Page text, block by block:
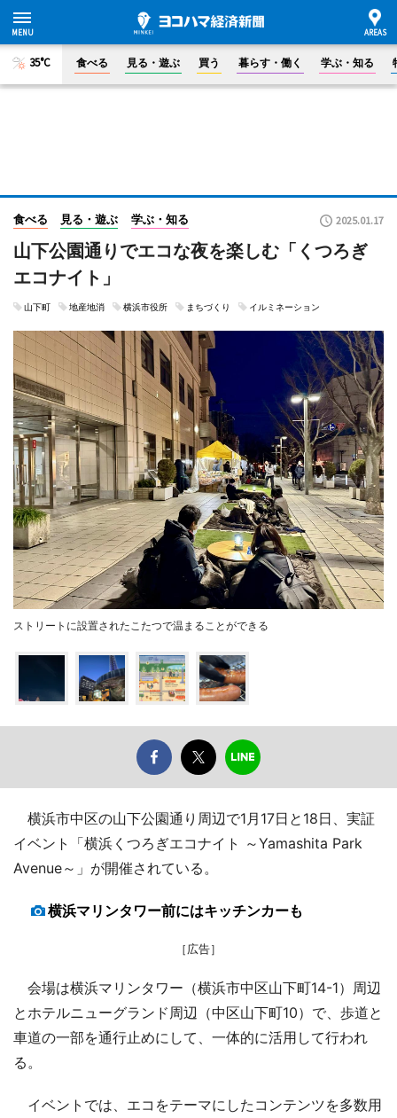
35°C 食べる 見る・遊ぶ 買う 暮らす・働く 学ぶ・知る
食べる 見る・遊ぶ 学ぶ・知る 2025.01.17
山下公園通りでエコな夜を楽しむ「くつろぎ
エコナイト」
山下町 地産地消 横浜市役所 まちづくり イルミネーション
ストリートに設置されたこたつで温まることができる
横浜市中区の山下公園通り周辺で1月17日と18日、実証
イベント「横浜くつろぎエコナイト ～Yamashita Park
Avenue～」が開催されている。
横浜マリンタワー前にはキッチンカーも
［広告］
会場は横浜マリンタワー（横浜市中区山下町14-1）周辺
とホテルニューグランド周辺（中区山下町10）で、歩道と
車道の一部を通行止めにして、一体的に活用して行われ
る。
イベントでは、エコをテーマにしたコンテンツを多数用